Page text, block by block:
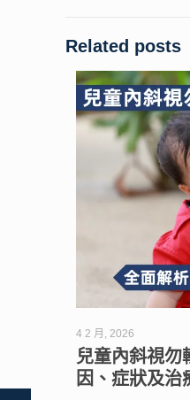
Related posts
4 2 月, 2026
兒童內斜視勿
因、症狀及治